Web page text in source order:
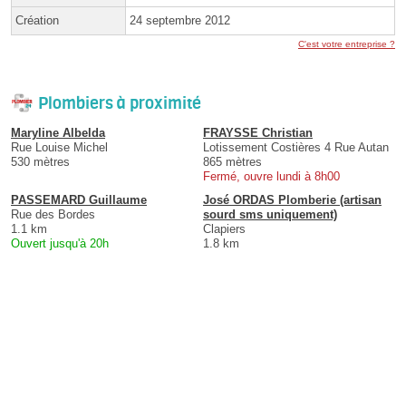
Création 24 septembre 2012
C'est votre entreprise ?
Plombiers à proximité
Maryline Albelda
Rue Louise Michel
530 mètres
FRAYSSE Christian
Lotissement Costières 4 Rue Autan
865 mètres
Fermé, ouvre lundi à 8h00
PASSEMARD Guillaume
Rue des Bordes
1.1 km
Ouvert jusqu'à 20h
José ORDAS Plomberie (artisan
sourd sms uniquement)
Clapiers
1.8 km